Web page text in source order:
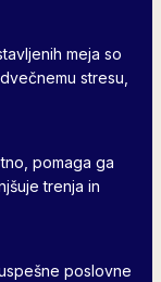
meja so
stresu,
pomaga ga
trenja in
poslovne